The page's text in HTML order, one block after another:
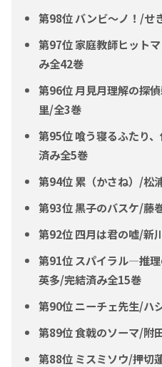
第98位 バンビ〜ノ！/せ
第97位 家庭教師ヒット
み全42巻
第96位 月見月理解の探
里/全3巻
第95位 喰う寝るふたり
済み全5巻
第94位 累（かさね）/松
第93位 黒子のバスケ/藤
第92位 四月は君の嘘/新
第91位 スパイラル―推
英多/完結済み全15巻
第90位 ニーチェ先生/ハ
第89位 食戟のソーマ/附
第88位 ミスミソウ/押切